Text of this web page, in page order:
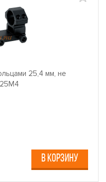
25,4 мм, не
В КОРЗИНУ